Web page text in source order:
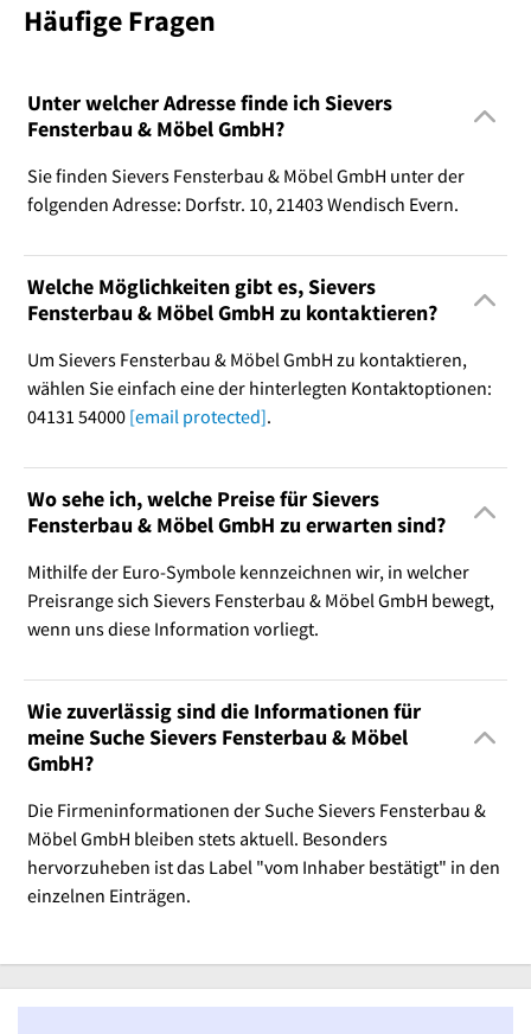
Häufige Fragen
Unter welcher Adresse finde ich Sievers
Fensterbau & Möbel GmbH?
Sie finden Sievers Fensterbau & Möbel GmbH unter der
folgenden Adresse: Dorfstr. 10, 21403 Wendisch Evern.
Welche Möglichkeiten gibt es, Sievers
Fensterbau & Möbel GmbH zu kontaktieren?
Um Sievers Fensterbau & Möbel GmbH zu kontaktieren,
wählen Sie einfach eine der hinterlegten Kontaktoptionen:
04131 54000 [email protected].
Wo sehe ich, welche Preise für Sievers
Fensterbau & Möbel GmbH zu erwarten sind?
Mithilfe der Euro-Symbole kennzeichnen wir, in welcher
Preisrange sich Sievers Fensterbau & Möbel GmbH bewegt,
wenn uns diese Information vorliegt.
Wie zuverlässig sind die Informationen für
meine Suche Sievers Fensterbau & Möbel
GmbH?
Die Firmeninformationen der Suche Sievers Fensterbau &
Möbel GmbH bleiben stets aktuell. Besonders
hervorzuheben ist das Label "vom Inhaber bestätigt" in den
einzelnen Einträgen.